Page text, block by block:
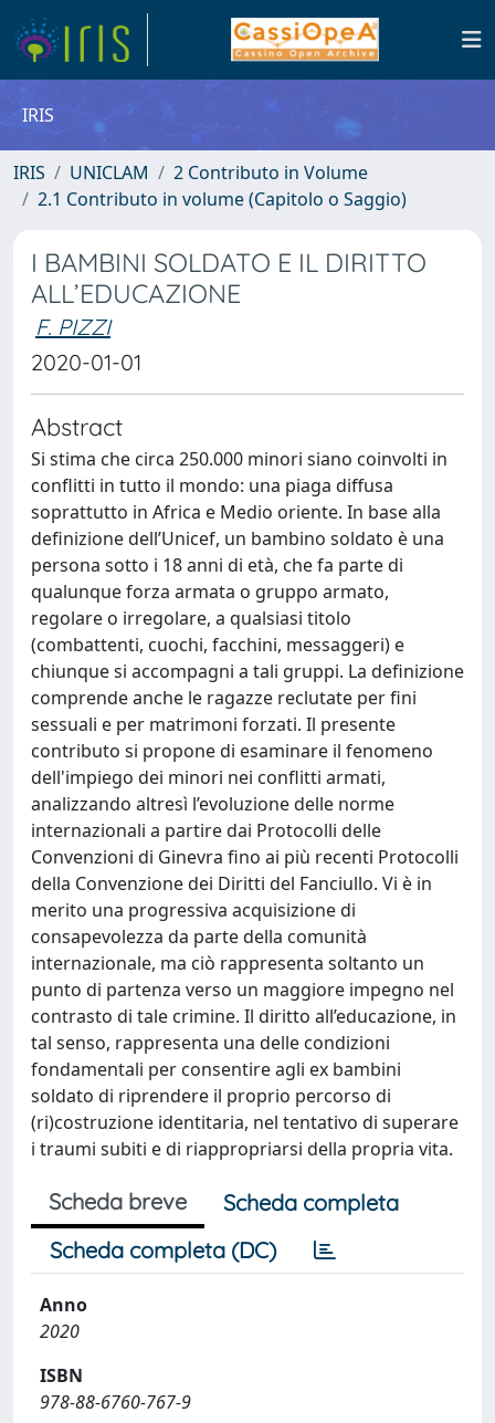
IRIS
IRIS UNICLAM
2 Contributo in Volume
2.1 Contributo in volume (Capitolo o Saggio)
I BAMBINI SOLDATO E IL DIRITTO
ALL’EDUCAZIONE
F. PIZZI
2020-01-01
Abstract
Si stima che circa 250.000 minori siano coinvolti in
conflitti in tutto il mondo: una piaga diffusa
soprattutto in Africa e Medio oriente. In base alla
definizione dell’Unicef, un bambino soldato è una
persona sotto i 18 anni di età, che fa parte di
qualunque forza armata o gruppo armato,
regolare o irregolare, a qualsiasi titolo
(combattenti, cuochi, facchini, messaggeri) e
chiunque si accompagni a tali gruppi. La definizione
comprende anche le ragazze reclutate per fini
sessuali e per matrimoni forzati. Il presente
contributo si propone di esaminare il fenomeno
dell'impiego dei minori nei conflitti armati,
analizzando altresì l’evoluzione delle norme
internazionali a partire dai Protocolli delle
Convenzioni di Ginevra fino ai più recenti Protocolli
della Convenzione dei Diritti del Fanciullo. Vi è in
merito una progressiva acquisizione di
consapevolezza da parte della comunità
internazionale, ma ciò rappresenta soltanto un
punto di partenza verso un maggiore impegno nel
contrasto di tale crimine. Il diritto all’educazione, in
tal senso, rappresenta una delle condizioni
fondamentali per consentire agli ex bambini
soldato di riprendere il proprio percorso di
(ri)costruzione identitaria, nel tentativo di superare
i traumi subiti e di riappropriarsi della propria vita.
Scheda breve
Scheda completa
Scheda completa (DC)
Anno
2020
ISBN
978-88-6760-767-9